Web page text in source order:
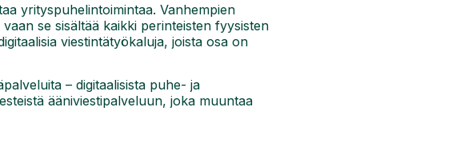
yrityspuhelintoimintaa. Vanhempien
se sisältää kaikki perinteisten fyysisten
viestintätyökaluja, joista osa on
– digitaalisista puhe- ja
ääniviestipalveluun, joka muuntaa